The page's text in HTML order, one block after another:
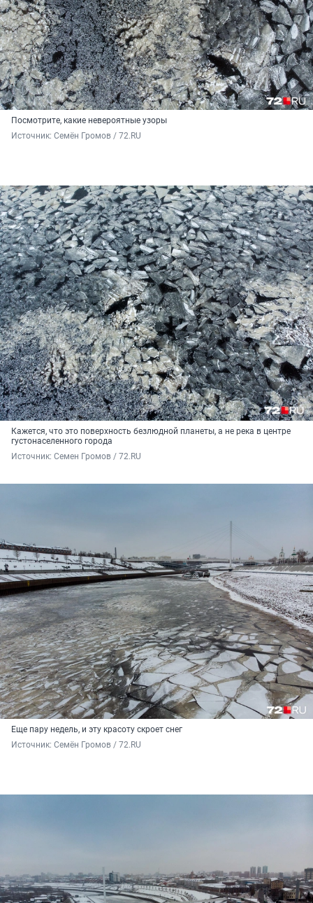
Посмотрите, какие невероятные узоры
Источник: Семён Громов / 72.RU
Кажется, что это поверхность безлюдной планеты, а не река в центре
густонаселенного города
Источник: Семен Громов / 72.RU
Еще пару недель, и эту красоту скроет снег
Источник: Семён Громов / 72.RU